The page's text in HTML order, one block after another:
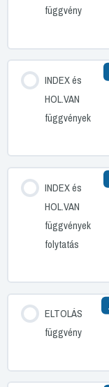
függvény
INDEX és
HOL.VAN
függvények
INDEX és
HOL.VAN
függvények
folytatás
ELTOLÁS
függvény